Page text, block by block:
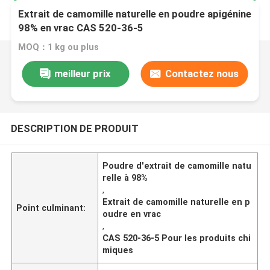
Extrait de camomille naturelle en poudre apigénine
98% en vrac CAS 520-36-5
MOQ：1 kg ou plus
meilleur prix Contactez nous
DESCRIPTION DE PRODUIT
Point culminant:
Poudre d'extrait de camomille natu
relle à 98%
,
Extrait de camomille naturelle en p
oudre en vrac
,
CAS 520-36-5 Pour les produits chi
miques